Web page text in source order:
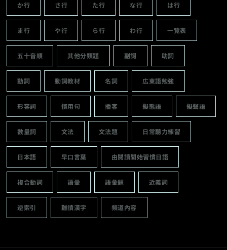
か行 さ行 た行 な行 は行
ま行 や行 ら行 わ行 一覽表
五十音順 其他分類題 副詞 助詞
動詞 動詞教材 名詞 広東語勉強
形容詞 慣用句 播客 擬態語 擬聲語
數量詞 文法 文法題 日常聽力練習
日本語 早口言葉 由閱讀開始習慣日語
複合動詞 語彙 語彙題 近義詞
逆索引 難讀漢字 頻道內容